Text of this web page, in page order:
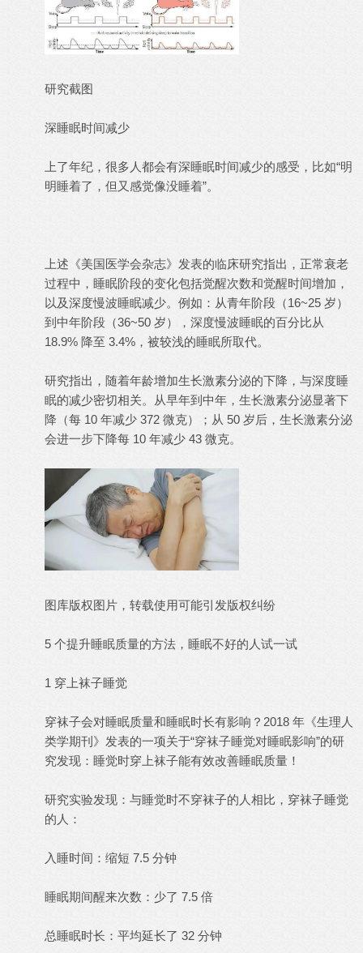
研究截图
深睡眠时间减少
上了年纪，很多人都会有深睡眠时间减少的感受，比如“明
明睡着了，但又感觉像没睡着”。
上述《美国医学会杂志》发表的临床研究指出，正常衰老
过程中，睡眠阶段的变化包括觉醒次数和觉醒时间增加，
以及深度慢波睡眠减少。例如：从青年阶段（16~25 岁）
到中年阶段（36~50 岁），深度慢波睡眠的百分比从
18.9% 降至 3.4%，被较浅的睡眠所取代。
研究指出，随着年龄增加生长激素分泌的下降，与深度睡
眠的减少密切相关。从早年到中年，生长激素分泌显著下
降（每 10 年减少 372 微克）；从 50 岁后，生长激素分泌
会进一步下降每 10 年减少 43 微克。
图库版权图片，转载使用可能引发版权纠纷
5 个提升睡眠质量的方法，睡眠不好的人试一试
1 穿上袜子睡觉
穿袜子会对睡眠质量和睡眠时长有影响？2018 年《生理人
类学期刊》发表的一项关于“穿袜子睡觉对睡眠影响”的研
究发现：睡觉时穿上袜子能有效改善睡眠质量！
研究实验发现：与睡觉时不穿袜子的人相比，穿袜子睡觉
的人：
入睡时间：缩短 7.5 分钟
睡眠期间醒来次数：少了 7.5 倍
总睡眠时长：平均延长了 32 分钟